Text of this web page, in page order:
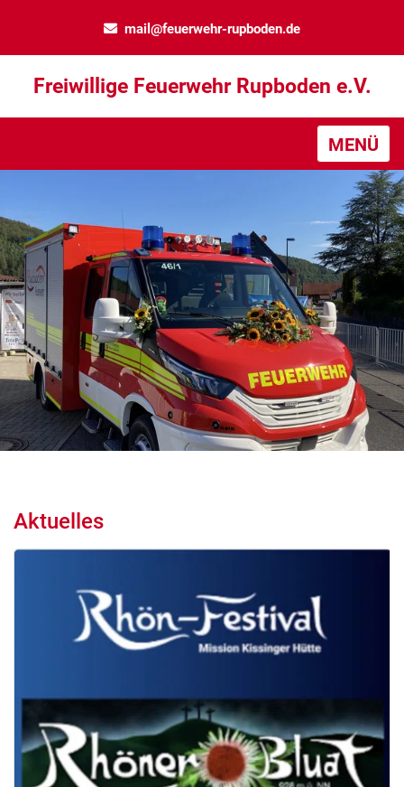
mail@feuerwehr-rupboden.de
Freiwillige Feuerwehr Rupboden e.V.
MENÜ
Aktuelles